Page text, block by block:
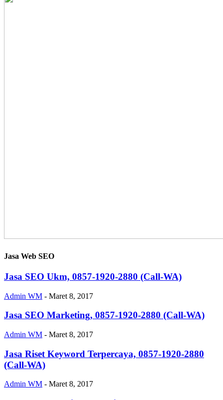
Jasa Web SEO
Jasa SEO Ukm, 0857-1920-2880 (Call-WA)
Admin WM - Maret 8, 2017
Jasa SEO Marketing, 0857-1920-2880 (Call-WA)
Admin WM - Maret 8, 2017
Jasa Riset Keyword Terpercaya, 0857-1920-2880
(Call-WA)
Admin WM - Maret 8, 2017